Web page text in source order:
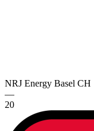
NRJ Energy Basel CH
—
20